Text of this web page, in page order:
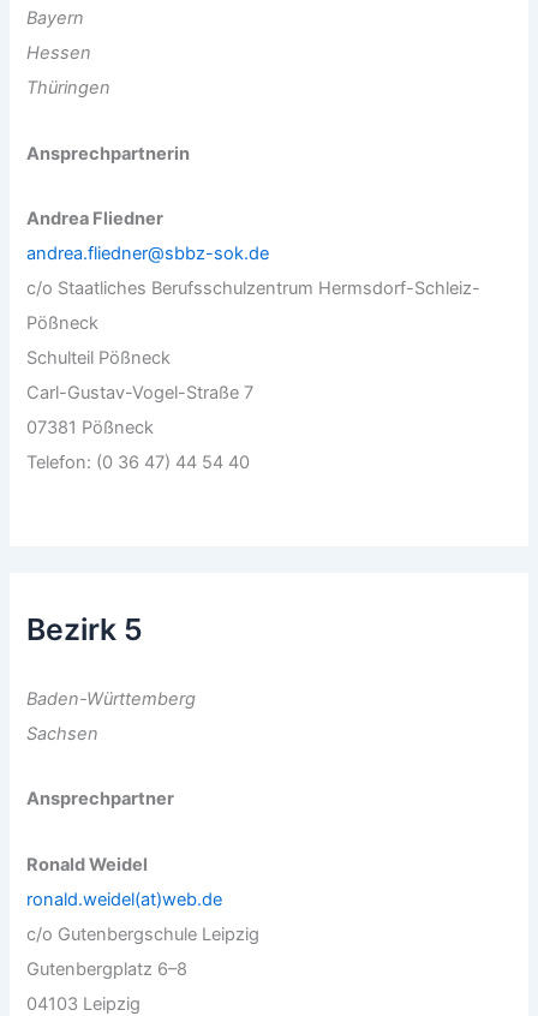
Bayern
Hessen
Thüringen
Ansprechpartnerin
Andrea Fliedner
andrea.fliedner@sbbz-sok.de
c/o Staatliches Berufsschulzentrum Hermsdorf-Schleiz-
Pößneck
Schulteil Pößneck
Carl-Gustav-Vogel-Straße 7
07381 Pößneck
Telefon: (0 36 47) 44 54 40
Bezirk 5
Baden-Württemberg
Sachsen
Ansprechpartner
Ronald Weidel
ronald.weidel(at)web.de
c/o Gutenbergschule Leipzig
Gutenbergplatz 6–8
04103 Leipzig